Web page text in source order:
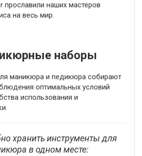
прославили наших мастеров
на весь мир.
наборы
маникюра и педикюра собирают
оптимальных условий
использования и
хранить инструменты для
в одном месте: